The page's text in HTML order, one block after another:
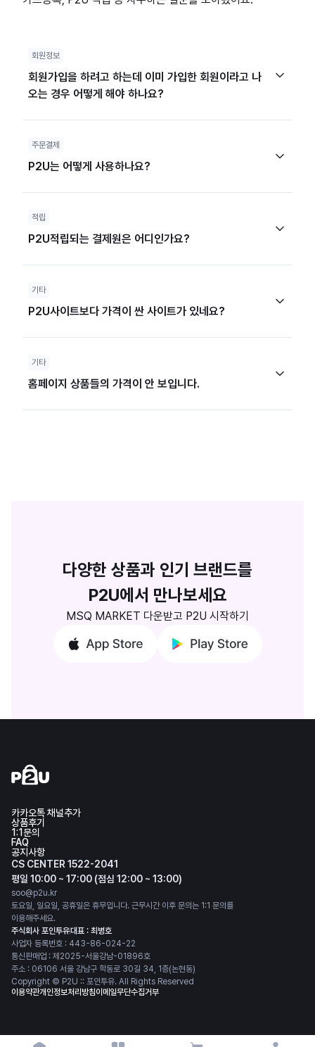
카카오톡 채널추가
상품후기
1:1문의
FAQ
공지사항
CS CENTER 1522-2041
평일 10:00 ~ 17:00 (점심 12:00 ~ 13:00)
soo@p2u.kr
토요일, 일요일, 공휴일은 휴무입니다. 근무시간 이후 문의는 1:1 문의를
이용해주세요.
주식회사 포인투유대표 : 최병호
사업자 등록번호 : 443-86-024-22
통신판매업 : 제2025-서울강남-01896호
주소 : 06106 서울 강남구 학동로 30길 34, 1층(논현동)
Copyright © P2U :: 포인투유. All Rights Reserved
이용약관개인정보처리방침이메일무단수집거부